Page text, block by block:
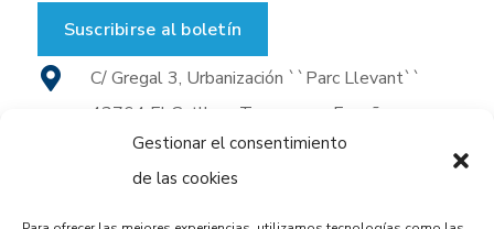
Gestionar el consentimiento
de las cookies
Suscribirse al boletín
C/ Gregal 3, Urbanización ``Parc Llevant``
43764 El Catllar - Tarragona - España
(+34) 977 653 898
(+34) 977 653 930